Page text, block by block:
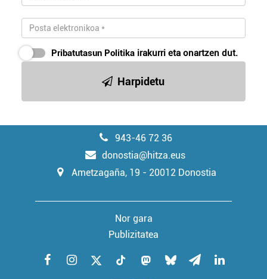
Pribatutasun Politika irakurri eta onartzen dut.
Harpidetu
943-46 72 36
donostia@hitza.eus
Ametzagaña, 19 - 20012 Donostia
Nor gara
Publizitatea